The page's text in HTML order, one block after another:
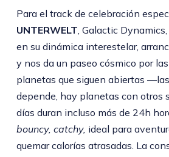
Para el track de celebración
UNTERWELT , Galactic Dynamics,
en su dinámica interestelar,
y nos da un paseo cósmico por
planetas que siguen abiertas
depende, hay planetas con otros
días duran incluso más de 24h
bouncy, catchy, ideal para
quemar calorías atrasadas. La